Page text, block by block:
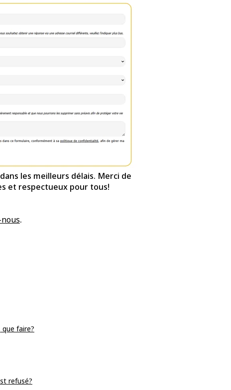
les meilleurs délais. Merci de
et respectueux pour tous!
.
faire?
refusé?